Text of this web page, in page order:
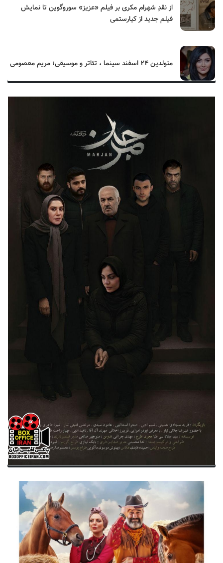
از نقدِ شهرام مکری بر فیلم «عزیز» سوروگوین تا نمایش
فیلم جدید از کیارستمی
متولدین ۲۴ اسفند سینما ، تئاتر و موسیقی؛ مریم معصومی